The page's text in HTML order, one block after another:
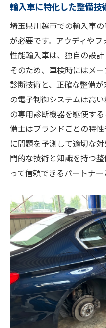
輸入車に特化した整備技
埼玉県川越市での輸入車
が必要です。アウディや
性能輸入車は、独自の設計
そのため、車検時にはメ
診断技術と、正確な整備
の電子制御システムは高
の専用診断機器を駆使す
備士はブランドごとの特
に問題を予測して適切な
門的な技術と知識を持つ
って信頼できるパートナー